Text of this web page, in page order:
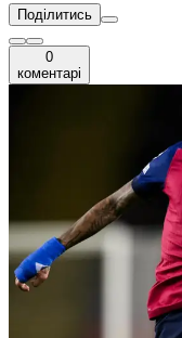
Поділитись
0
коментарі